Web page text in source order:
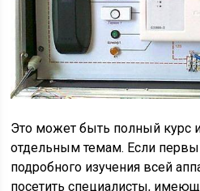
Это может быть полный курс
отдельным темам. Если
подробного изучения всей
посетить специалисты,